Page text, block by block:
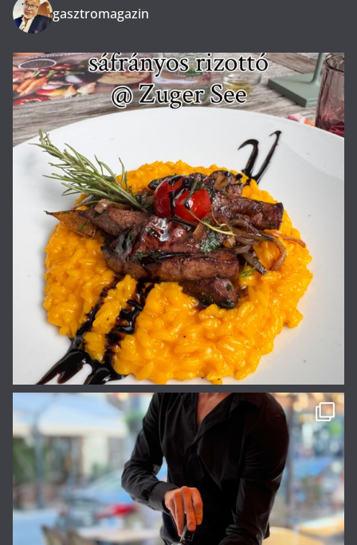
gasztromagazin